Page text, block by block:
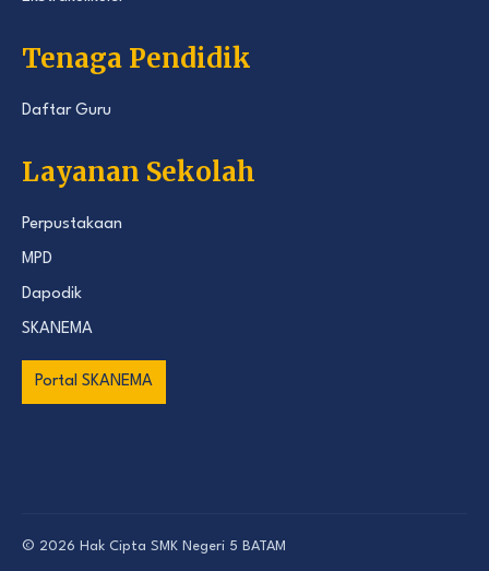
Tenaga Pendidik
Daftar Guru
Layanan Sekolah
Perpustakaan
MPD
Dapodik
SKANEMA
Portal SKANEMA
© 2026 Hak Cipta SMK Negeri 5 BATAM